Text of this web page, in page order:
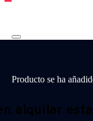
Producto se ha
alquilar